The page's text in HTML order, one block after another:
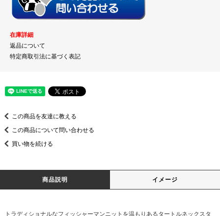
在庫詳細
返品について
特定商取引法に基づく表記
この商品を友達に教える
この商品について問い合わせる
買い物を続ける
商品説明 イメージ
トラディショナルなフィッシャーマンニットを温もりあるタートルネックスタ